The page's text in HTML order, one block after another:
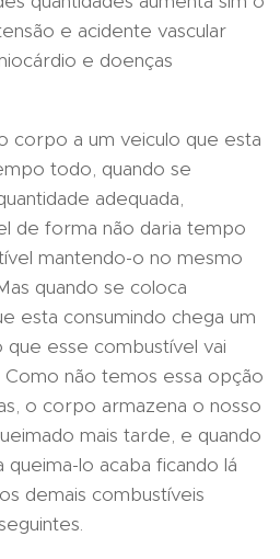
e acidente vascular
e doenças
a um veiculo que esta
todo, quando se
adequada,
de forma não daria tempo
mantendo-o no mesmo
quando se coloca
esta consumindo chega um
esse combustível vai
não temos essa opção
o corpo armazena o nosso
mais tarde, e quando
lo acaba ficando lá
demais combustíveis